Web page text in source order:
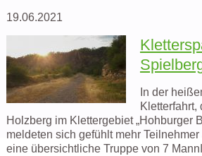
19.06.2021
In der
Kletterfahrt,
Holzberg im Klettergebiet „Hohburger
meldeten sich gefühlt mehr
eine übersichtliche Truppe von 7